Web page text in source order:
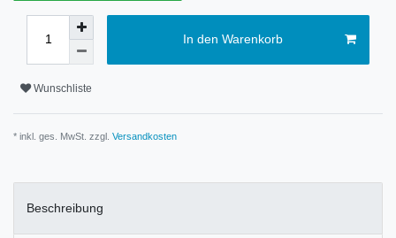
In den Warenkorb
Wunschliste
* inkl. ges. MwSt. zzgl. Versandkosten
Beschreibung